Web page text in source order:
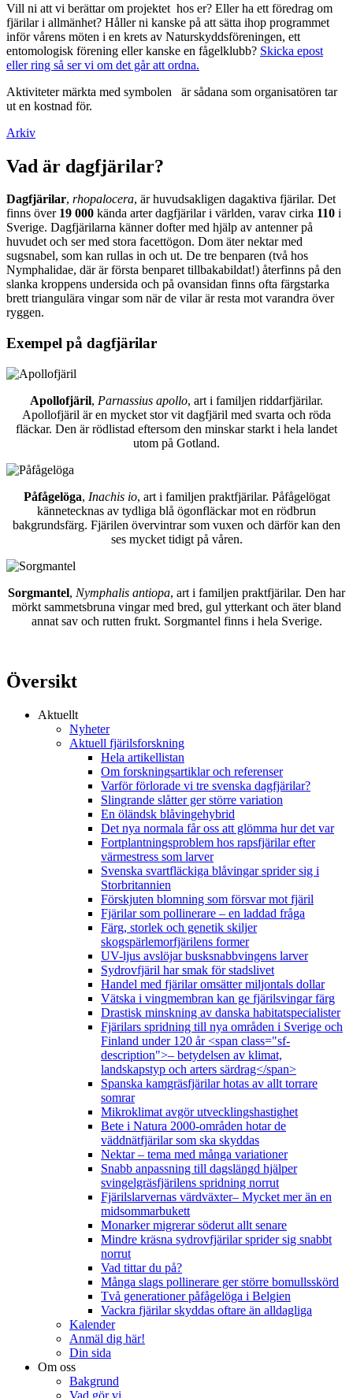
Vill ni att vi berättar om projektet hos er? Eller ha ett föredrag om
fjärilar i allmänhet? Håller ni kanske på att sätta ihop programmet
inför vårens möten i en krets av Naturskyddsföreningen, ett
entomologisk förening eller kanske en fågelklubb? Skicka epost
eller ring så ser vi om det går att ordna.
Aktiviteter märkta med symbolen
är sådana som organisatören tar
ut en kostnad för.
Arkiv
Vad är dagfjärilar?
Dagfjärilar, rhopalocera, är huvudsakligen dagaktiva fjärilar. Det
finns över 19 000 kända arter dagfjärilar i världen, varav cirka 110 i
Sverige. Dagfjärilarna känner dofter med hjälp av antenner på
huvudet och ser med stora facettögon. Dom äter nektar med
sugsnabel, som kan rullas in och ut. De tre benparen (två hos
Nymphalidae, där är första benparet tillbakabildat!) återfinns på den
slanka kroppens undersida och på ovansidan finns ofta färgstarka
brett triangulära vingar som när de vilar är resta mot varandra över
ryggen.
Exempel på dagfjärilar
Apollofjäril, Parnassius apollo, art i familjen riddarfjärilar.
Apollofjäril är en mycket stor vit dagfjäril med svarta och röda
fläckar. Den är rödlistad eftersom den minskar starkt i hela landet
utom på Gotland.
Påfågelöga, Inachis io, art i familjen praktfjärilar. Påfågelögat
kännetecknas av tydliga blå ögonfläckar mot en rödbrun
bakgrundsfärg. Fjärilen övervintrar som vuxen och därför kan den
ses mycket tidigt på våren.
Sorgmantel, Nymphalis antiopa, art i familjen praktfjärilar. Den har
mörkt sammetsbruna vingar med bred, gul ytterkant och äter bland
annat sav och rutten frukt. Sorgmantel finns i hela Sverige.
Översikt
Aktuellt
Nyheter
Aktuell fjärilsforskning
Hela artikellistan
Om forskningsartiklar och referenser
Varför förlorade vi tre svenska dagfjärilar?
Slingrande slåtter ger större variation
En öländsk blåvingehybrid
Det nya normala får oss att glömma hur det var
Fortplantningsproblem hos rapsfjärilar efter
värmestress som larver
Svenska svartfläckiga blåvingar sprider sig i
Storbritannien
Förskjuten blomning som försvar mot fjäril
Fjärilar som pollinerare – en laddad fråga
Färg, storlek och genetik skiljer
skogspärlemorfjärilens former
UV-ljus avslöjar busksnabbvingens larver
Sydrovfjäril har smak för stadslivet
Handel med fjärilar omsätter miljontals dollar
Vätska i vingmembran kan ge fjärilsvingar färg
Drastisk minskning av danska habitatspecialister
Fjärilars spridning till nya områden i Sverige och
Finland under 120 år <span class="sf-
description">– betydelsen av klimat,
landskapstyp och arters särdrag</span>
Spanska kamgräsfjärilar hotas av allt torrare
somrar
Mikroklimat avgör utvecklingshastighet
Bete i Natura 2000-områden hotar de
väddnätfjärilar som ska skyddas
Nektar – tema med många variationer
Snabb anpassning till dagslängd hjälper
svingelgräsfjärilens spridning norrut
Fjärilslarvernas värdväxter– Mycket mer än en
midsommarbukett
Monarker migrerar söderut allt senare
Mindre kräsna sydrovfjärilar sprider sig snabbt
norrut
Vad tittar du på?
Många slags pollinerare ger större bomullsskörd
Två generationer påfågelöga i Belgien
Vackra fjärilar skyddas oftare än alldagliga
Kalender
Anmäl dig här!
Din sida
Om oss
Bakgrund
Vad gör vi